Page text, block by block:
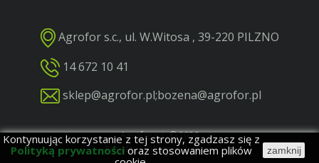
Kontynuując korzystanie z tej strony, zgadzasz się z
Polityką prywatności oraz stosowaniem plików
zamknij
Agrofor s.c., ul. W.Witosa , 39-220 PILZNO
14 672 10 41
sklep@agrofor.pl;bozena@agrofor.pl
Agrofor s.c. © 2026
Projekt i realizacja: BigCom